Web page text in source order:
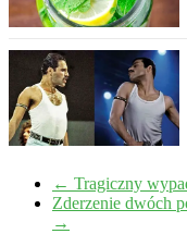
← Tragiczny
Zderzenie dwóch
→